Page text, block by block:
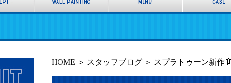
HOME ＞ スタッフブログ ＞ スプラトゥーン新作🦑